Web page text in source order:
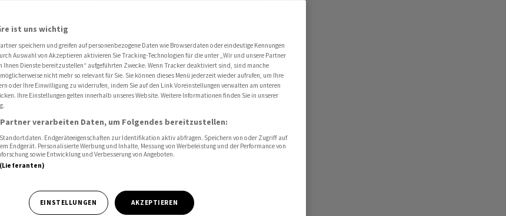
und Nasdaq
die
ist uns wichtig
speichern und greifen auf personenbezogene Daten wie Browserdaten oder eindeutige Kennungen
Auswahl von Akzeptieren aktivieren Sie Tracking-Technologien für die unter „Wir und unsere Partner
Ihnen Dienste bereitzustellen“ aufgeführten Zwecke. Wenn Tracker deaktiviert sind, sind manche
nicht mehr so relevant für Sie. Sie können dieses Menü jederzeit wieder aufrufen, um Ihre
oder Ihre Einwilligung zu widerrufen, indem Sie auf den Link Voreinstellungen verwalten am unteren
Ihre Einstellungen gelten innerhalb unseres Website. Weitere Informationen finden Sie in unserer
Partner verarbeiten Daten, um Folgendes bereitzustellen:
Endgeräteeigenschaften zur Identifikation aktiv abfragen. Speichern von oder Zugriff auf
Endgerät. Personalisierte Werbung und Inhalte, Messung von Werbeleistung und der Performance von
sowie Entwicklung und Verbesserung von Angeboten.
EINSTELLUNGEN AKZEPTIEREN